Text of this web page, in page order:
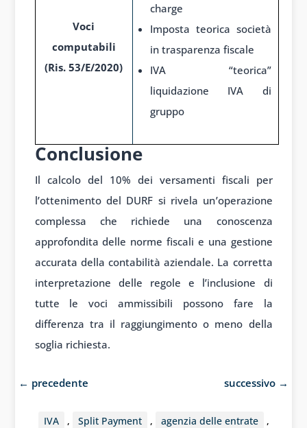
Voci
computabili
(Ris. 53/E/2020)
charge
Imposta teorica società
in trasparenza fiscale
IVA “teorica”
liquidazione IVA di
gruppo
Conclusione
Il calcolo del 10% dei versamenti fiscali per
l’ottenimento del DURF si rivela un’operazione
complessa che richiede una conoscenza
approfondita delle norme fiscali e una gestione
accurata della contabilità aziendale. La corretta
interpretazione delle regole e l’inclusione di
tutte le voci ammissibili possono fare la
differenza tra il raggiungimento o meno della
soglia richiesta.
← precedente successivo →
IVA , Split Payment , agenzia delle entrate
,